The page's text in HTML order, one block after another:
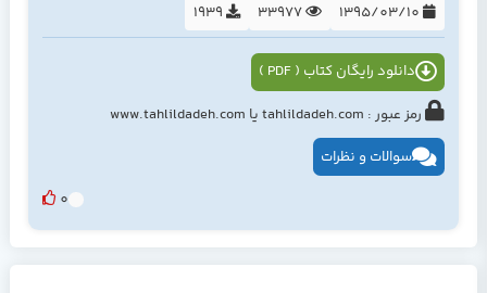
33977
1939
دانلود رایگان کتاب ( PDF )
رمز عبور : tahlildadeh.com یا www.tahlildadeh.com
سوالات و نظرات
0